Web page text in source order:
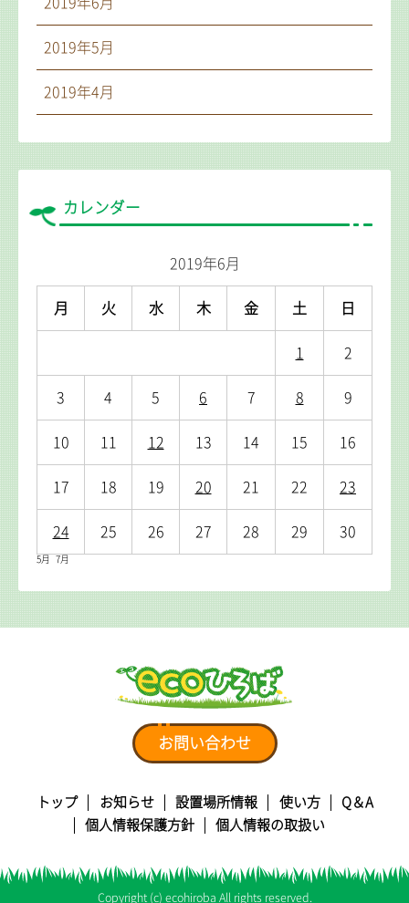
2019年5月
2019年4月
カレンダー
2019年6月
月 火 水 木 金 土 日
1 2
3 4 5 6 7 8 9
10 11 12 13 14 15 16
17 18 19 20 21 22 23
24 25 26 27 28 29 30
5月 7月
お問い合わせ
トップ お知らせ 設置場所情報 使い方
Q＆A
個人情報保護方針
個人情報の取扱い
Copyright (c) ecohiroba All rights reserved.